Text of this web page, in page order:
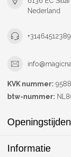
Nederland
+31464512389
KVK nummer:
btw-nummer:
Openingstijden
Informatie